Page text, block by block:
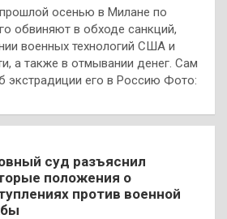
осенью в Милане по
обвиняют в обходе санкций,
военных технологий США и
а также в отмывании денег. Сам
экстрадиции его в Россию Фото:
суд разъяснил
положения о
против военной